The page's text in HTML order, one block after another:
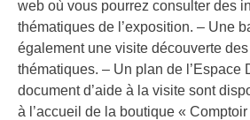
web où vous pourrez consulter des
thématiques de l’exposition. – Une
également une visite découverte
thématiques. – Un plan de l’Espace
document d’aide à la visite sont
à l’accueil de la boutique «